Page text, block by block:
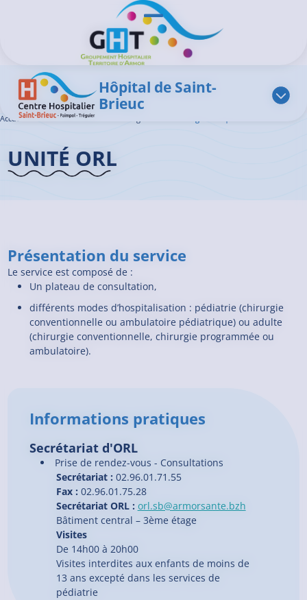
Ouvrir/Fermer le menu
Hôpital de Saint-
Brieuc
Accueil GHT>L'offre de soins
UNITÉ ORL
Présentation du service
Le service est composé de :
Un plateau de consultation,
différents modes d’hospitalisation : pédiatrie (chirurgie
conventionnelle ou ambulatoire pédiatrique) ou adulte
(chirurgie conventionnelle, chirurgie programmée ou
ambulatoire).
Informations pratiques
Secrétariat d'ORL
Prise de rendez-vous - Consultations
Secrétariat : 02.96.01.71.55
Fax : 02.96.01.75.28
Secrétariat ORL : orl.sb@armorsante.bzh
Bâtiment central – 3ème étage
Visites
De 14h00 à 20h00
Visites interdites aux enfants de moins de
13 ans excepté dans les services de
pédiatrie
Panneau de gestion des cookies